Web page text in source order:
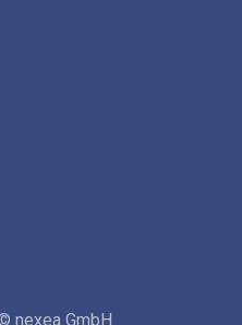
nexea GmbH